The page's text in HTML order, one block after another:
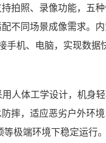
拍照、录像功能，五
不同场景成像需求。
机、电脑，实现数据
人体工学设计，机身
摔，适应恶劣户外环
极端环境下稳定运行